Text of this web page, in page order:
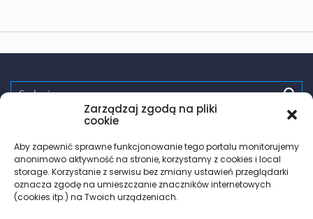
Zarządzaj zgodą na pliki
cookie
Aby zapewnić sprawne funkcjonowanie tego portalu monitorujemy
anonimowo aktywność na stronie, korzystamy z cookies i local
storage. Korzystanie z serwisu bez zmiany ustawień przeglądarki
oznacza zgodę na umieszczanie znaczników internetowych
(cookies itp.) na Twoich urządzeniach.
randki wsparcie pomoc
testy hiv